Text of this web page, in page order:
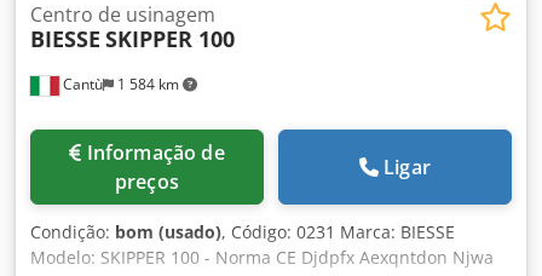
Cantù 1 584 km
Centro de usinagem
BIESSE SKIPPER 100
preços
Ligar
Condição: bom (usado), Código: 0231 Marca: BIESSE
Modelo: SKIPPER 100 - Norma CE Djdpfx Aexqntdon Njwa